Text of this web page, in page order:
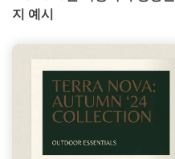
지 예시